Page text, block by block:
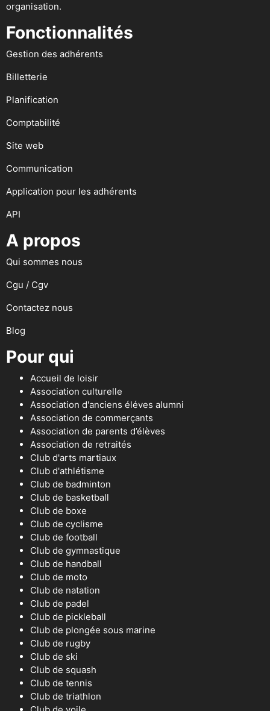
organisation.
Fonctionnalités
Gestion des adhérents
Billetterie
Planification
Comptabilité
Site web
Communication
Application pour les adhérents
API
A propos
Qui sommes nous
Cgu / Cgv
Contactez nous
Blog
Pour qui
Accueil de loisir
Association culturelle
Association d'anciens éléves alumni
Association de commerçants
Association de parents d’élèves
Association de retraités
Club d'arts martiaux
Club d'athlétisme
Club de badminton
Club de basketball
Club de boxe
Club de cyclisme
Club de football
Club de gymnastique
Club de handball
Club de moto
Club de natation
Club de padel
Club de pickleball
Club de plongée sous marine
Club de rugby
Club de ski
Club de squash
Club de tennis
Club de triathlon